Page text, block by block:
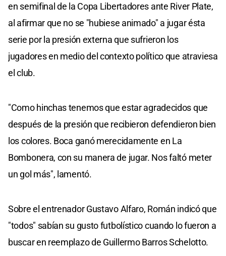
en semifinal de la Copa Libertadores ante River Plate,
al afirmar que no se "hubiese animado" a jugar ésta
serie por la presión externa que sufrieron los
jugadores en medio del contexto político que atraviesa
el club.
"Como hinchas tenemos que estar agradecidos que
después de la presión que recibieron defendieron bien
los colores. Boca ganó merecidamente en La
Bombonera, con su manera de jugar. Nos faltó meter
un gol más", lamentó.
Sobre el entrenador Gustavo Alfaro, Román indicó que
"todos" sabían su gusto futbolístico cuando lo fueron a
buscar en reemplazo de Guillermo Barros Schelotto.